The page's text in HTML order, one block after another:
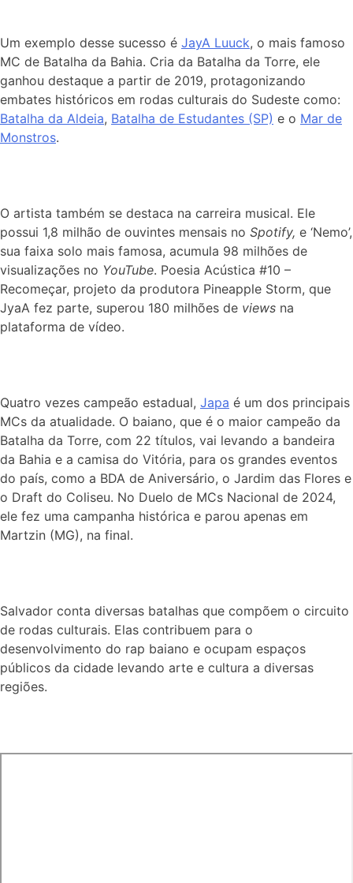
Um exemplo desse sucesso é JayA Luuck, o mais famoso
MC de Batalha da Bahia. Cria da Batalha da Torre, ele
ganhou destaque a partir de 2019, protagonizando
embates históricos em rodas culturais do Sudeste como:
Batalha da Aldeia, Batalha de Estudantes (SP) e o Mar de
Monstros.
O artista também se destaca na carreira musical. Ele
possui 1,8 milhão de ouvintes mensais no Spotify, e ‘Nemo’,
sua faixa solo mais famosa, acumula 98 milhões de
visualizações no YouTube. Poesia Acústica #10 –
Recomeçar, projeto da produtora Pineapple Storm, que
JyaA fez parte, superou 180 milhões de views na
plataforma de vídeo.
Quatro vezes campeão estadual, Japa é um dos principais
MCs da atualidade. O baiano, que é o maior campeão da
Batalha da Torre, com 22 títulos, vai levando a bandeira
da Bahia e a camisa do Vitória, para os grandes eventos
do país, como a BDA de Aniversário, o Jardim das Flores e
o Draft do Coliseu. No Duelo de MCs Nacional de 2024,
ele fez uma campanha histórica e parou apenas em
Martzin (MG), na final.
Salvador conta diversas batalhas que compõem o circuito
de rodas culturais. Elas contribuem para o
desenvolvimento do rap baiano e ocupam espaços
públicos da cidade levando arte e cultura a diversas
regiões.